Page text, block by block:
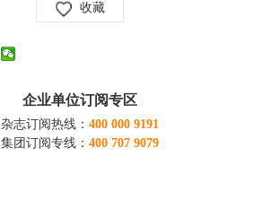
收藏
企业单位订阅专区
杂志订阅热线： 400 000 9191
集团订阅专线： 400 707 9079